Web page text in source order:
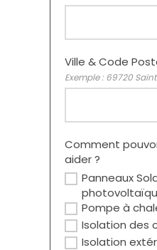
Ville & Code
Exemple : 69720
Comment
aider ?
Panneaux
Pompe à
Isolation des
Isolation